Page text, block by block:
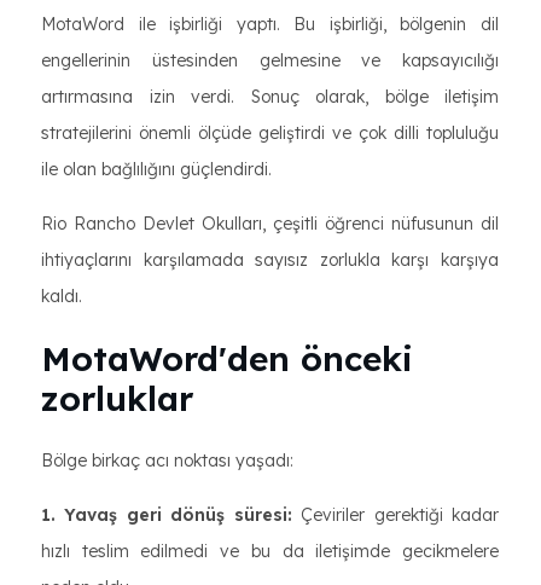
MotaWord ile işbirliği yaptı. Bu işbirliği, bölgenin dil
engellerinin üstesinden gelmesine ve kapsayıcılığı
artırmasına izin verdi. Sonuç olarak, bölge iletişim
stratejilerini önemli ölçüde geliştirdi ve çok dilli topluluğu
ile olan bağlılığını güçlendirdi.
Rio Rancho Devlet Okulları, çeşitli öğrenci nüfusunun dil
ihtiyaçlarını karşılamada sayısız zorlukla karşı karşıya
kaldı.
MotaWord'den önceki
zorluklar
Bölge birkaç acı noktası yaşadı:
1. Yavaş geri dönüş süresi: Çeviriler gerektiği kadar
hızlı teslim edilmedi ve bu da iletişimde gecikmelere